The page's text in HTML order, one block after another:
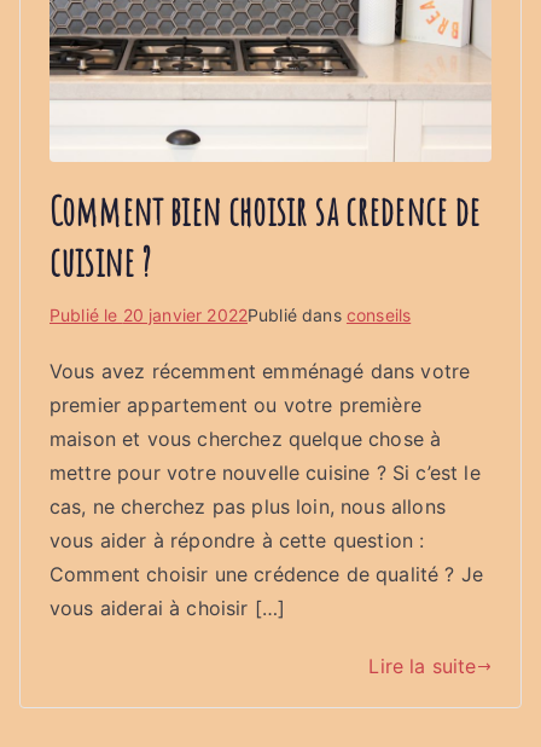
Comment bien choisir sa credence de
cuisine ?
Publié le 20 janvier 2022Publié dans conseils
Vous avez récemment emménagé dans votre
premier appartement ou votre première
maison et vous cherchez quelque chose à
mettre pour votre nouvelle cuisine ? Si c’est le
cas, ne cherchez pas plus loin, nous allons
vous aider à répondre à cette question :
Comment choisir une crédence de qualité ? Je
vous aiderai à choisir […]
Lire la suite